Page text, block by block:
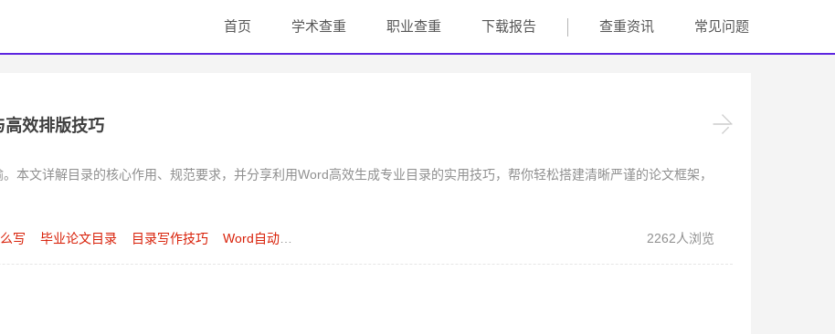
首页 学术查重 职业查重 下载报告 查重资讯 常见问题
高效排版技巧
本文详解目录的核心作用、规范要求，并分享利用Word高效生成专业目录的实用技巧，帮你轻松搭建清晰严谨的论文框架，
写 毕业论文目录 目录写作技巧 Word自动目录 2262人浏览